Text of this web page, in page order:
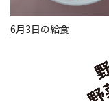
6月3日の給食